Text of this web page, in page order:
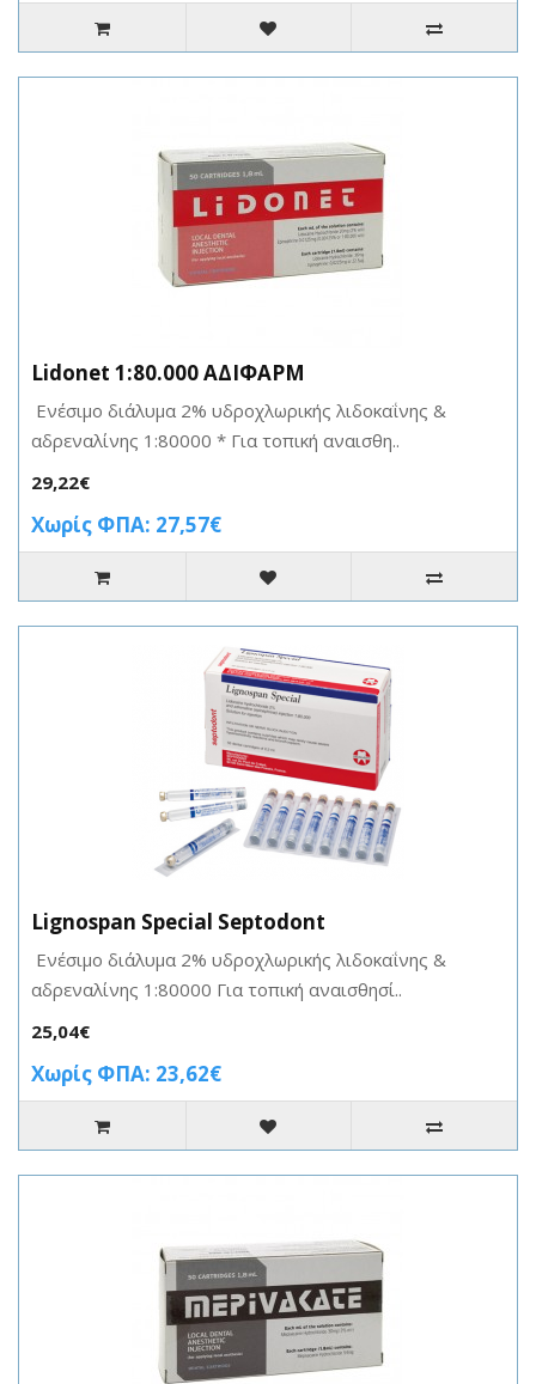
Lidonet 1:80.000 ΑΔΙΦΑΡΜ
Ενέσιμο διάλυμα 2% υδροχλωρικής λιδοκαΐνης &
αδρεναλίνης 1:80000 * Για τοπική αναισθη..
29,22€
Χωρίς ΦΠΑ: 27,57€
Lignospan Special Septodont
Ενέσιμο διάλυμα 2% υδροχλωρικής λιδοκαΐνης &
αδρεναλίνης 1:80000 Για τοπική αναισθησί..
25,04€
Χωρίς ΦΠΑ: 23,62€